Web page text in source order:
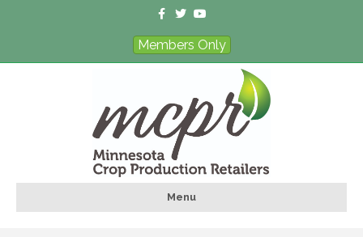
FacebookTwitterYoutube
Members Only
Menu